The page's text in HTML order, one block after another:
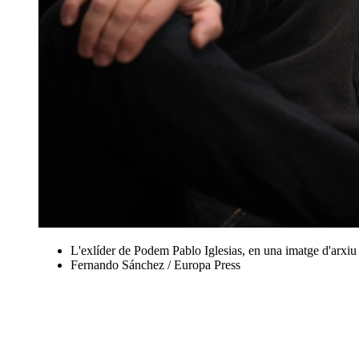
L'exlíder de Podem Pablo Iglesias, en una imatge d'arxiu
Fernando Sánchez / Europa Press